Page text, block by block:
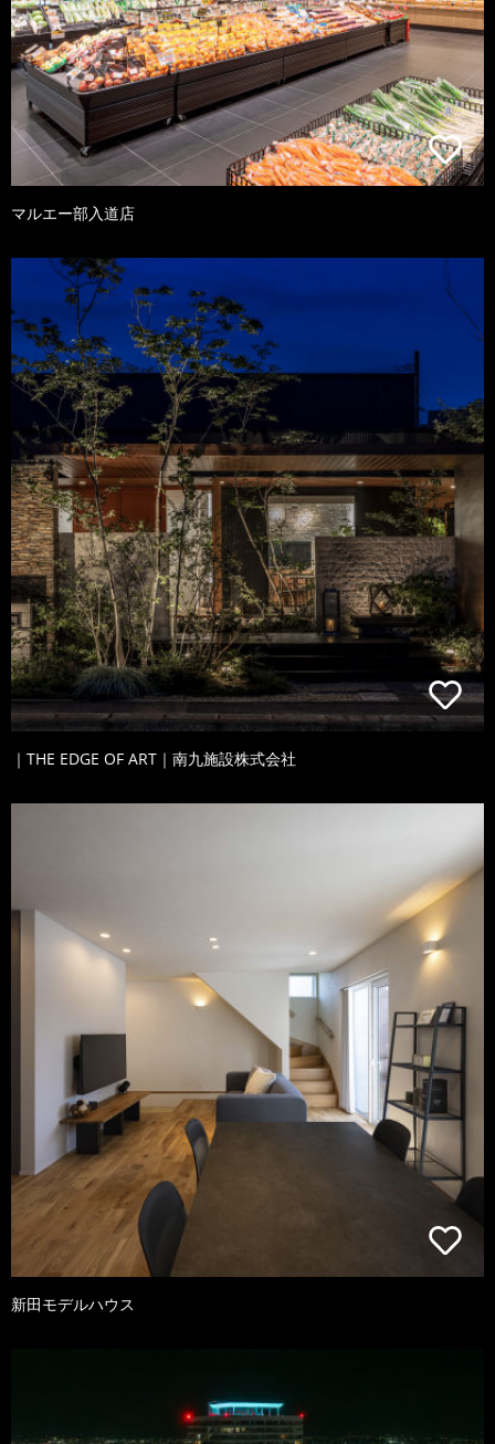
マルエー部入道店
｜THE EDGE OF ART｜南九施設株式会社
新田モデルハウス